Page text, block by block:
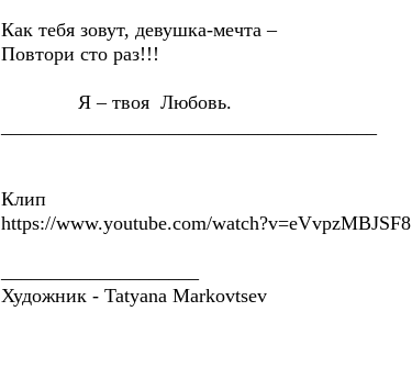
Как тебя зовут, девушка-мечта –
Повтори сто раз!!!
Я – твоя Любовь.
Клип
https://www.youtube.com/watch?v=eVvpzMBJSF8
Художник - Tatyana Markovtsev